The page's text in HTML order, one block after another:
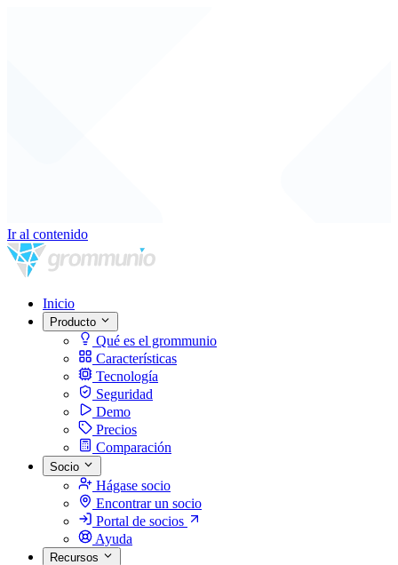
Ir al contenido
Inicio
Producto
Qué es el grommunio
Características
Tecnología
Seguridad
Demo
Precios
Comparación
Socio
Hágase socio
Encontrar un socio
Portal de socios
Ayuda
Recursos